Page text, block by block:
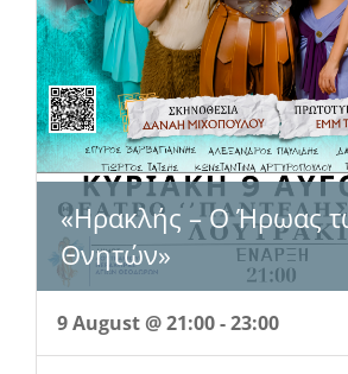
«Ηρακλής – Ο Ήρωας
Θνητών»
9 August @ 21:00-23:00